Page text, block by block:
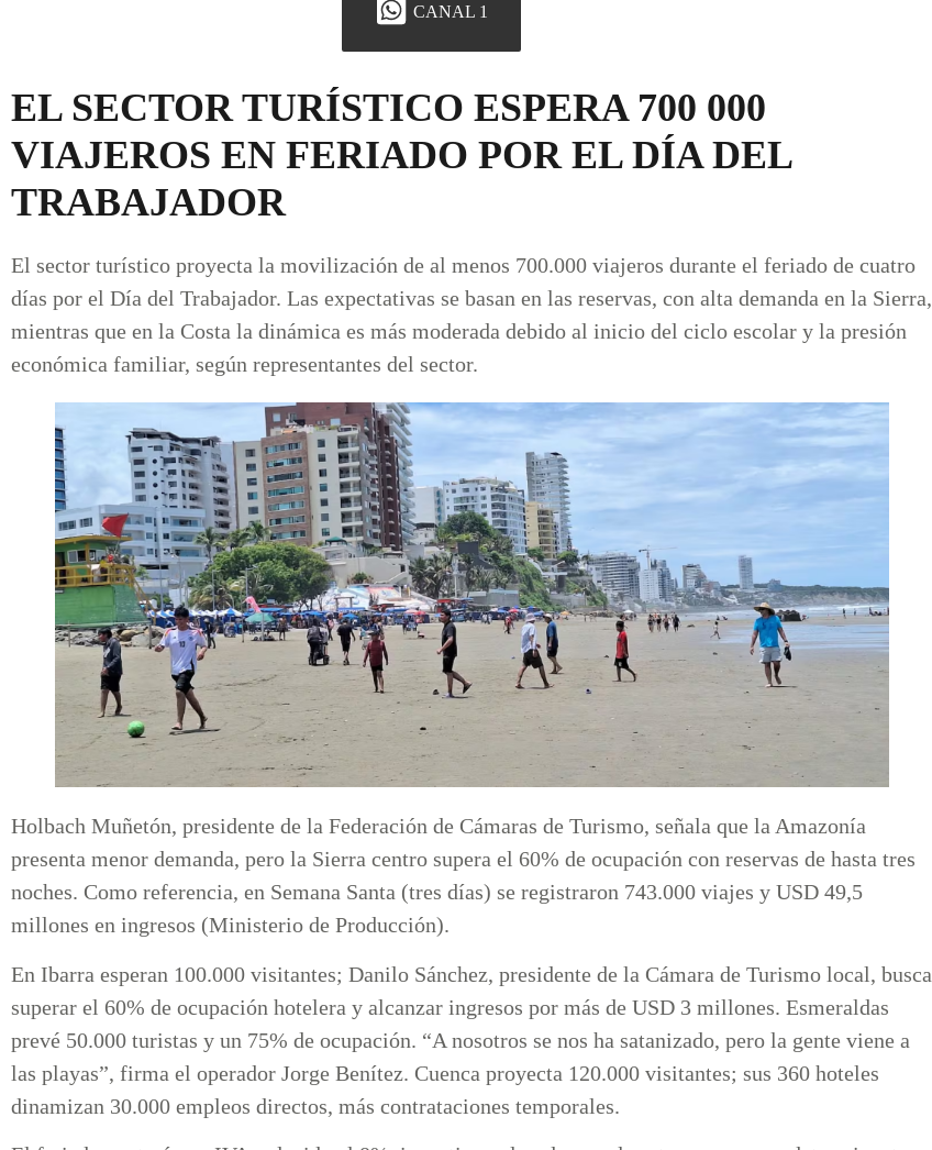
CANAL 1
EL SECTOR TURÍSTICO ESPERA 700 000
VIAJEROS EN FERIADO POR EL DÍA DEL
TRABAJADOR
El sector turístico proyecta la movilización de al menos 700.000 viajeros durante el feriado de cuatro
días por el Día del Trabajador. Las expectativas se basan en las reservas, con alta demanda en la Sierra,
mientras que en la Costa la dinámica es más moderada debido al inicio del ciclo escolar y la presión
económica familiar, según representantes del sector.
Holbach Muñetón, presidente de la Federación de Cámaras de Turismo, señala que la Amazonía
presenta menor demanda, pero la Sierra centro supera el 60% de ocupación con reservas de hasta tres
noches. Como referencia, en Semana Santa (tres días) se registraron 743.000 viajes y USD 49,5
millones en ingresos (Ministerio de Producción).
En Ibarra esperan 100.000 visitantes; Danilo Sánchez, presidente de la Cámara de Turismo local, busca
superar el 60% de ocupación hotelera y alcanzar ingresos por más de USD 3 millones. Esmeraldas
prevé 50.000 turistas y un 75% de ocupación. “A nosotros se nos ha satanizado, pero la gente viene a
las playas”, firma el operador Jorge Benítez. Cuenca proyecta 120.000 visitantes; sus 360 hoteles
dinamizan 30.000 empleos directos, más contrataciones temporales.